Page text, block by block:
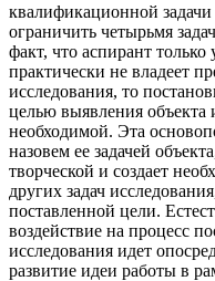
квалификационной задачи
ограничить четырьмя
факт, что аспирант только
практически не владеет
исследования, то
целью выявления объекта
необходимой. Эта
назовем ее задачей
творческой и создает
других задач
поставленной цели.
воздействие на процесс
исследования идет
развитие идеи работы в